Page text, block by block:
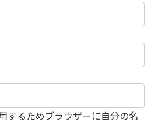
するためブラウザーに自分の名